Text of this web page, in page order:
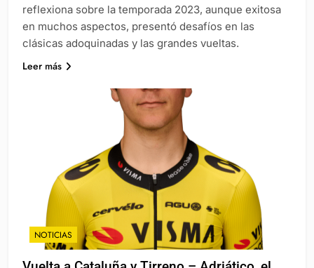
reflexiona sobre la temporada 2023, aunque exitosa
en muchos aspectos, presentó desafíos en las
clásicas adoquinadas y las grandes vueltas.
Leer más
NOTICIAS